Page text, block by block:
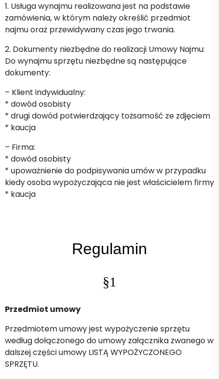
1. Usługa wynajmu realizowana jest na podstawie
zamówienia, w którym należy określić przedmiot
najmu oraz przewidywany czas jego trwania.
2. Dokumenty niezbędne do realizacji Umowy Najmu:
Do wynajmu sprzętu niezbędne są następujące
dokumenty:
– Klient indywidualny:
* dowód osobisty
* drugi dowód potwierdzający tożsamość ze zdjęciem
* kaucja
– Firma:
* dowód osobisty
* upoważnienie do podpisywania umów w przypadku
kiedy osoba wypożyczająca nie jest właścicielem firmy
* kaucja
Regulamin
§1
Przedmiot umowy
Przedmiotem umowy jest wypożyczenie sprzętu
według dołączonego do umowy załącznika zwanego w
dalszej części umowy LISTĄ WYPOŻYCZONEGO
SPRZĘTU.